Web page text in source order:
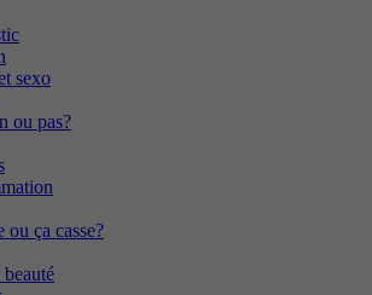
sexo
ou pas?
ou ça casse?